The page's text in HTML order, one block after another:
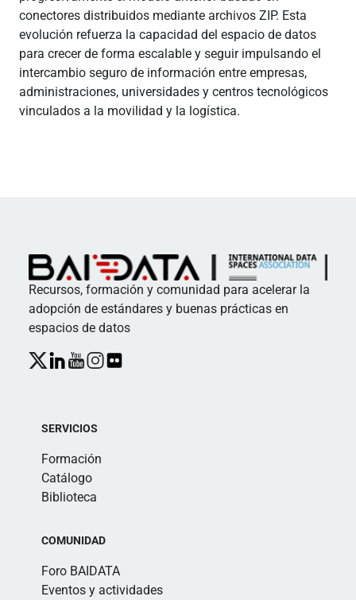
conectores distribuidos mediante archivos ZIP. Esta
evolución refuerza la capacidad del espacio de datos
para crecer de forma escalable y seguir impulsando el
intercambio seguro de información entre empresas,
administraciones, universidades y centros tecnológicos
vinculados a la movilidad y la logística.
Recursos, formación y comunidad para acelerar la
adopción de estándares y buenas prácticas en
espacios de datos
SERVICIOS
Formación
Catálogo
Biblioteca
COMUNIDAD
Foro BAIDATA
Eventos y actividades